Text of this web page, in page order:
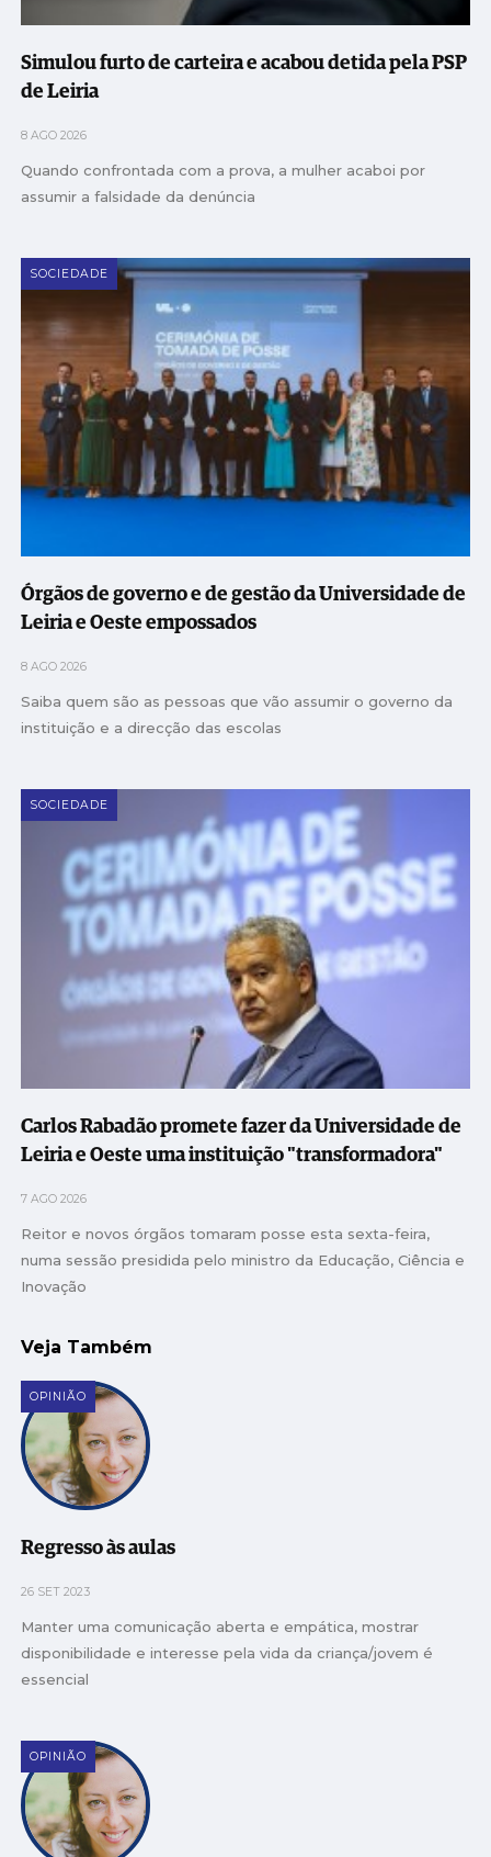
Simulou furto de carteira e acabou detida pela PSP
de Leiria
8 AGO 2026
Quando confrontada com a prova, a mulher acaboi por
assumir a falsidade da denúncia
SOCIEDADE
Órgãos de governo e de gestão da Universidade de
Leiria e Oeste empossados
8 AGO 2026
Saiba quem são as pessoas que vão assumir o governo da
instituição e a direcção das escolas
SOCIEDADE
Carlos Rabadão promete fazer da Universidade de
Leiria e Oeste uma instituição "transformadora"
7 AGO 2026
Reitor e novos órgãos tomaram posse esta sexta-feira,
numa sessão presidida pelo ministro da Educação, Ciência e
Inovação
Veja Também
OPINIÃO
Regresso às aulas
26 SET 2023
Manter uma comunicação aberta e empática, mostrar
disponibilidade e interesse pela vida da criança/jovem é
essencial
OPINIÃO